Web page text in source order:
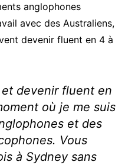
anglophones
avec des Australiens,
devenir fluent en 4 à
et devenir fluent en
où je me suis
et des
Vous
à Sydney sans